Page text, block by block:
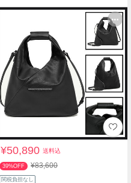
¥50,890送料込
39%OFF ¥83,600
関税負担なし